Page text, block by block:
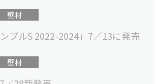
壁材
ブルS 2022-2024」7／13に発売
壁材